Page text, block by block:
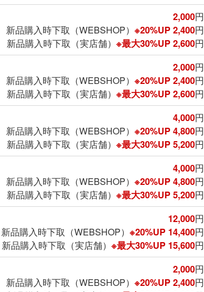
2,000円
新品購入時下取（WEBSHOP） ※20%UP 2,400円
新品購入時下取（実店舗） ※最大30%UP 2,600円
2,000円
新品購入時下取（WEBSHOP） ※20%UP 2,400円
新品購入時下取（実店舗） ※最大30%UP 2,600円
4,000円
新品購入時下取（WEBSHOP） ※20%UP 4,800円
新品購入時下取（実店舗） ※最大30%UP 5,200円
4,000円
新品購入時下取（WEBSHOP） ※20%UP 4,800円
新品購入時下取（実店舗） ※最大30%UP 5,200円
12,000円
新品購入時下取（WEBSHOP） ※20%UP 14,400円
新品購入時下取（実店舗） ※最大30%UP 15,600円
2,000円
新品購入時下取（WEBSHOP） ※20%UP 2,400円